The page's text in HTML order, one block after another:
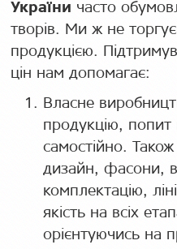
України часто
творів. Ми ж не
продукцією.
цін нам допомагає:
Власне
продукцію,
самостійно.
дизайн, фасони,
комплектацію,
якість на всіх
орієнтуючись на